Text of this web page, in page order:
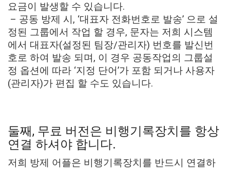
요금이 발생할 수 있습니다.
– 공동 방제 시, ‘대표자 전화번호로 발송’ 으로 설
정된 그룹에서 작업 할 경우, 문자는 저희 시스템
에서 대표자(설정된 팀장/관리자) 번호를 발신번
호로 하여 발송 되며, 이 경우 공동작업의 그룹설
정 옵션에 따라 ‘지정 단어’가 포함 되거나 사용자
(관리자)가 편집 할 수도 있습니다.
둘째, 무료 버전은 비행기록장치를 항상
연결 하셔야 합니다.
저희 방제 어플은 비행기록장치를 반드시 연결하